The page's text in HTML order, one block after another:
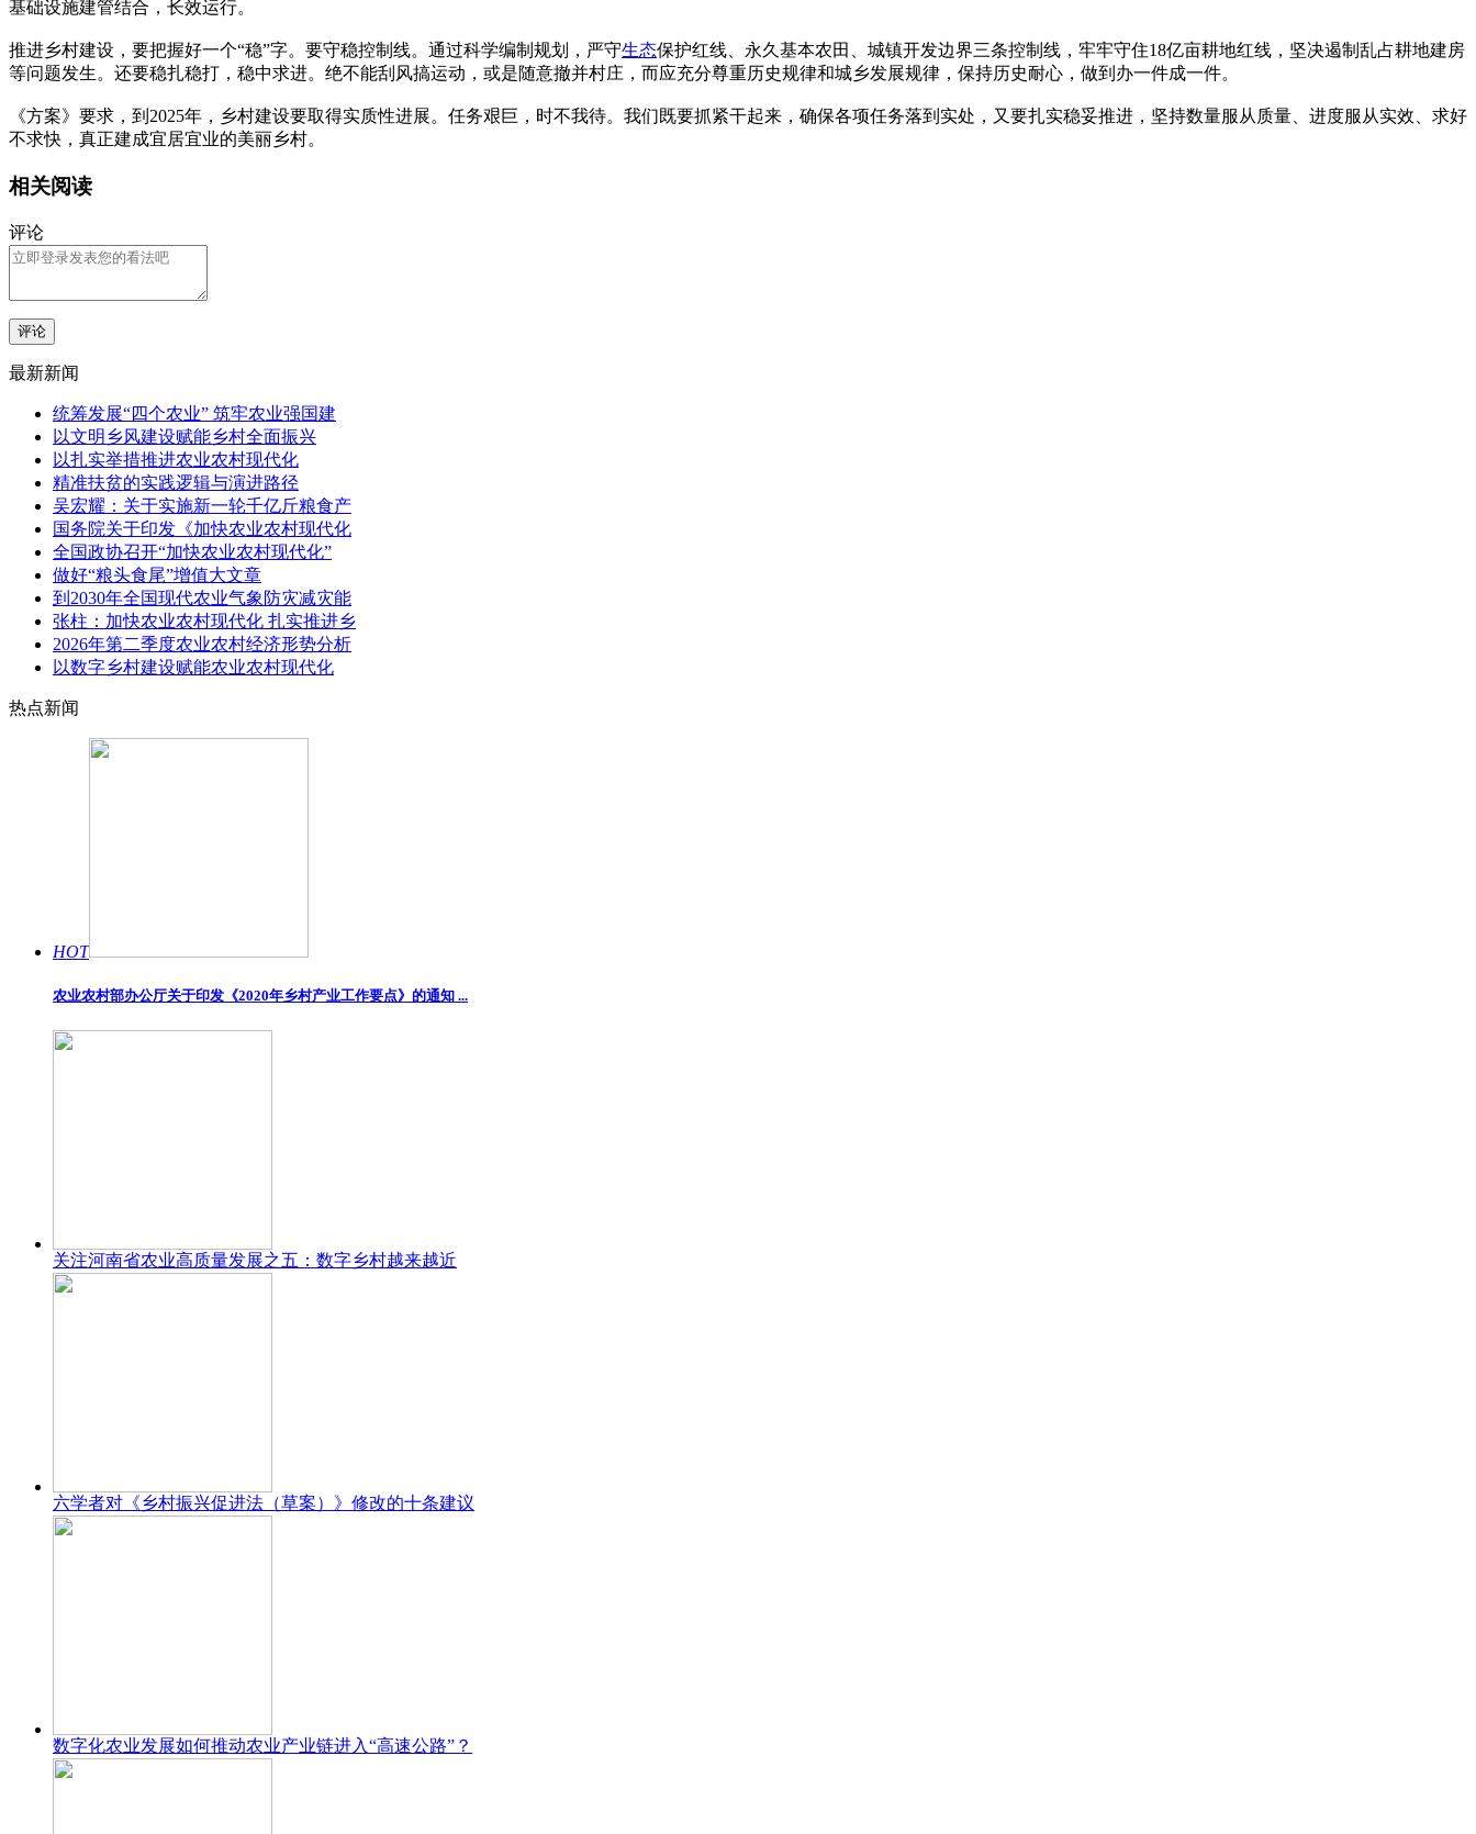
基础设施建管结合，长效运行。
推进乡村建设，要把握好一个“稳”字。要守稳控制线。通过科学编制规划，严守生态保护红线、永久基本农田、城镇开发边界三条控制线，牢牢守住18亿亩耕地红线，坚决遏制乱占耕地建房
等问题发生。还要稳扎稳打，稳中求进。绝不能刮风搞运动，或是随意撤并村庄，而应充分尊重历史规律和城乡发展规律，保持历史耐心，做到办一件成一件。
《方案》要求，到2025年，乡村建设要取得实质性进展。任务艰巨，时不我待。我们既要抓紧干起来，确保各项任务落到实处，又要扎实稳妥推进，坚持数量服从质量、进度服从实效、求好
不求快，真正建成宜居宜业的美丽乡村。
相关阅读
评论
评论
最新新闻
统筹发展“四个农业” 筑牢农业强国建
以文明乡风建设赋能乡村全面振兴
以扎实举措推进农业农村现代化
精准扶贫的实践逻辑与演进路径
吴宏耀：关于实施新一轮千亿斤粮食产
国务院关于印发《加快农业农村现代化
全国政协召开“加快农业农村现代化”
做好“粮头食尾”增值大文章
到2030年全国现代农业气象防灾减灾能
张柱：加快农业农村现代化 扎实推进乡
2026年第二季度农业农村经济形势分析
以数字乡村建设赋能农业农村现代化
热点新闻
HOT
农业农村部办公厅关于印发《2020年乡村产业工作要点》的通知 ...
关注河南省农业高质量发展之五：数字乡村越来越近
六学者对《乡村振兴促进法（草案）》修改的十条建议
数字化农业发展如何推动农业产业链进入“高速公路”？